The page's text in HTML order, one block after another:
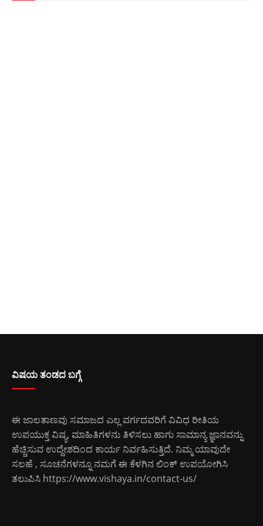
ವಿಷಯ ತಂಡದ ಬಗ್ಗೆ
ಈ ಜಾಲತಾಣವು ಸಮಾಜದ ಎಲ್ಲ ವರ್ಗದವರಿಗೆ ವಿವಿಧ ರೀತಿಯ
ಉಪಯುಕ್ತ ವಿಷ್ಯ, ಮಾಹಿತಿಗಳನು ತಿಳಿಸಲು ಹಾಗು ಸಾಮಾನ್ಯ ಜ್ಞಾನವನ್ನು
ಹೆಚ್ಚಿಸುವ ಉದ್ದೇಶದಿಂದ ಕಾರ್ಯ ನಿರ್ವಹಿಸುತ್ತಿದೆ. ನಿಮ್ಮ ಯಾವುದೇ
ಸಲಹೆ , ಸೂಚನೆಗಳನ್ನೂ ನಮಗೆ ಈ ಕೆಳಗಿನ ಲಿಂಕ್ ಉಪಯೋಗಿಸಿ
ತಲುಪಿಸಿ https://www.vishaya.in/contact-us/